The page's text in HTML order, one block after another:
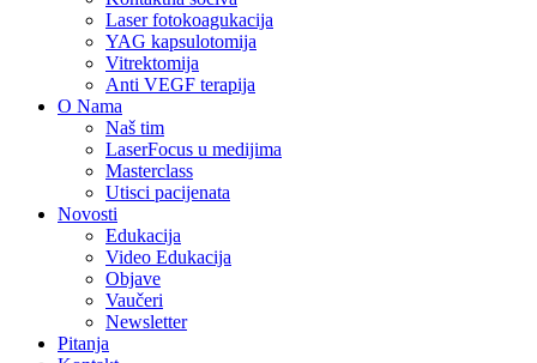
Laser fotokoagukacija
YAG kapsulotomija
Vitrektomija
Anti VEGF terapija
O Nama
Naš tim
LaserFocus u medijima
Masterclass
Utisci pacijenata
Novosti
Edukacija
Video Edukacija
Objave
Vaučeri
Newsletter
Pitanja